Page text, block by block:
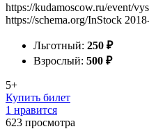
https://kudamoscow.ru/event/
https://schema.org/InStock
Льготный: 250 ₽
Взрослый: 500 ₽
5+
Купить билет
1 нравится
623 просмотра